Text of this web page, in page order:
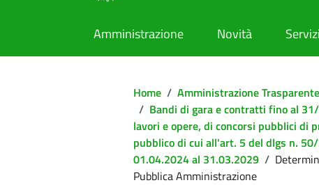
Amministrazione Novità Servizi
Home / Amministrazione Trasparente
/ Bandi di gara e contratti fino al
lavori e opere, di concorsi pubblici di
pubblico di cui all'art. 5 del dlgs n.
01.04.2024 al 31.03.2029 /
Pubblica Amministrazione